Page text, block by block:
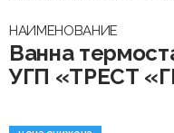
НАИМЕНОВАНИЕ
Ванна
УГП «ТРЕСТ